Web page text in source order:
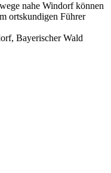
nahe Windorf können
ortskundigen Führer
Bayerischer Wald